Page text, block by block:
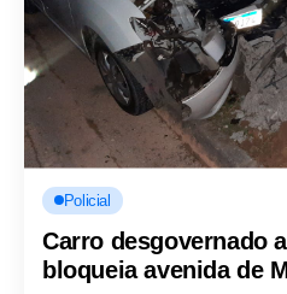
Policial
Carro desgovernado
bloqueia avenida de